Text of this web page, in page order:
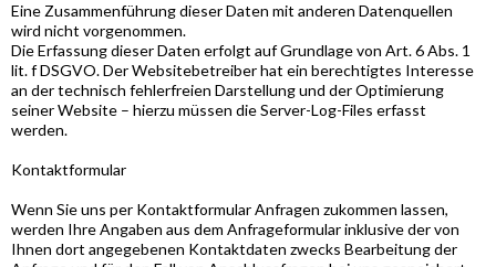
Eine Zusammenführung dieser Daten mit anderen Datenquellen
wird nicht vorgenommen.
Die Erfassung dieser Daten erfolgt auf Grundlage von Art. 6 Abs. 1
lit. f DSGVO. Der Websitebetreiber hat ein berechtigtes Interesse
an der technisch fehlerfreien Darstellung und der Optimierung
seiner Website – hierzu müssen die Server-Log-Files erfasst
werden.
Kontaktformular
Wenn Sie uns per Kontaktformular Anfragen zukommen lassen,
werden Ihre Angaben aus dem Anfrageformular inklusive der von
Ihnen dort angegebenen Kontaktdaten zwecks Bearbeitung der